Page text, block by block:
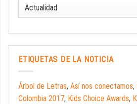
ETIQUETAS DE LA NOTICIA
Árbol de Letras, Así nos conectamos,
Colombia 2017, Kids Choice Awards,